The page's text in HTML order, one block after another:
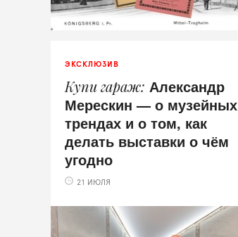
ЭКСКЛЮЗИВ
Купи гараж Александр
Мерескин — о музейных
трендах и о том, как
делать выставки о чём
угодно
21 ИЮЛЯ